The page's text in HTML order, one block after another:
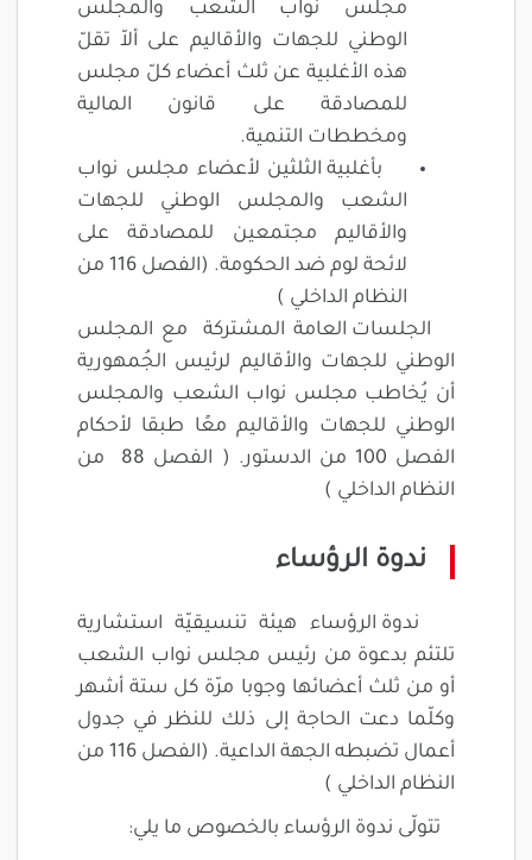
مجلس نواب الشعب والمجلس
الوطني للجهات والأقاليم على ألاّ تقلّ
هذه الأغلبية عن ثلث أعضاء كلّ مجلس
للمصادقة على قانون المالية
ومخططات التنمية.
بأغلبية الثلثين لأعضاء مجلس نواب
الشعب والمجلس الوطني للجهات
والأقاليم مجتمعين للمصادقة على
لائحة لوم ضد الحكومة. (الفصل 116 من
النظام الداخلي )
الجلسات العامة المشتركة مع المجلس
الوطني للجهات والأقاليم لرئيس الجُمهورية
أن يُخاطب مجلس نواب الشعب والمجلس
الوطني للجهات والأقاليم معًا طبقا لأحكام
الفصل 100 من الدستور. ( الفصل 88 من
النظام الداخلي )
ندوة الرؤساء
ندوة الرؤساء هيئة تنسيقيّة استشارية
تلتئم بدعوة من رئيس مجلس نواب الشعب
أو من ثلث أعضائها وجوبا مرّة كل ستة أشهر
وكلّما دعت الحاجة إلى ذلك للنظر في جدول
أعمال تضبطه الجهة الداعية. (الفصل 116 من
النظام الداخلي )
تتولّى ندوة الرؤساء بالخصوص ما يلي: